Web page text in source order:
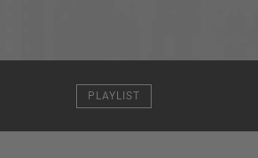
PLAYLIST